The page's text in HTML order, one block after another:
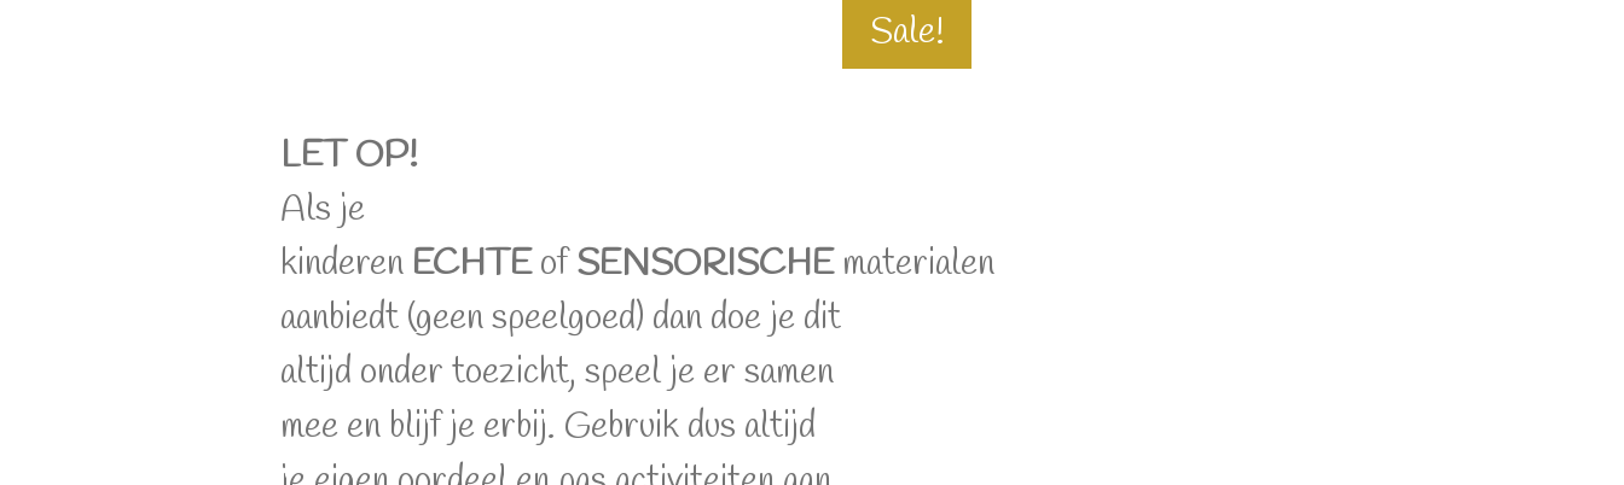
Sale!
LET OP!
Als je
kinderen ECHTEofSENSORISCHE materialen
aanbiedt (geen speelgoed) dan doe je dit
altijd onder toezicht, speel je er samen
mee en blijf je erbij. Gebruik dus altijd